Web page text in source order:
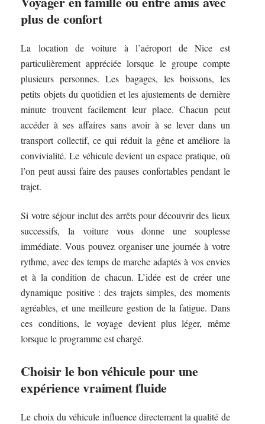
plus de confort
La location de voiture à l’aéroport de Nice est
particulièrement appréciée lorsque le groupe compte
plusieurs personnes. Les bagages, les boissons, les
petits objets du quotidien et les ajustements de dernière
minute trouvent facilement leur place. Chacun peut
accéder à ses affaires sans avoir à se lever dans un
transport collectif, ce qui réduit la gêne et améliore la
convivialité. Le véhicule devient un espace pratique, où
l’on peut aussi faire des pauses confortables pendant le
trajet.
Si votre séjour inclut des arrêts pour découvrir des lieux
successifs, la voiture vous donne une souplesse
immédiate. Vous pouvez organiser une journée à votre
rythme, avec des temps de marche adaptés à vos envies
et à la condition de chacun. L’idée est de créer une
dynamique positive : des trajets simples, des moments
agréables, et une meilleure gestion de la fatigue. Dans
ces conditions, le voyage devient plus léger, même
lorsque le programme est chargé.
Choisir le bon véhicule pour une
expérience vraiment fluide
Le choix du véhicule influence directement la qualité de